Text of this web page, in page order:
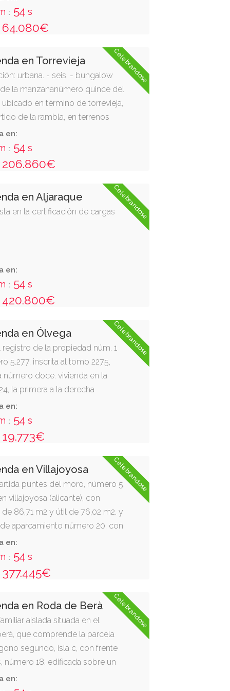
parcela de ciento veintiocho
en el registro de la
tomo 1880, libro 153, folio 1,
: 53 s
64.080€
Celebrandose
en Torrevieja
urbana. - seis. - bungalow
la manzananúmero quince del
en término de torrevieja,
de la rambla, en terrenos
la ceñuela. estáen el
y mirando hacia la fachada
laque están los jardines, es el
milésimas por ciento
en:
: 53 s
206.860€
Celebrandose
en Aljaraque
en la certificación de cargas
en:
: 53 s
420.800€
Celebrandose
en Ólvega
registro de la propiedad núm. 1
5.277, inscrita al tomo 2275,
número doce. vivienda en la
la primera a la derecha
del edificio sito en ólvega
según catastro, número 5.
de 61,62 m2. tiene como anejo
garaje
en:
: 53 s
19.773€
Celebrandose
en Villajoyosa
puntes del moro, número 5,
villajoyosa (alicante), con
86,71 m2 y útil de 76,02 m2. y
aparcamiento número 20, con
número 20, con 13,03 m2,
planta sótano de la edificación.
en:
: 53 s
377.445€
Celebrandose
en Roda de Berà
aislada situada en el
que comprende la parcela
segundo, isla c, con frente
número 18. edificada sobre un
metros cuadrados,
en: